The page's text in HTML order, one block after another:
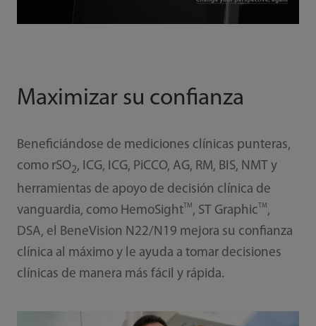
Maximizar su confianza
Beneficiándose de mediciones clínicas punteras,
como rSO2, ICG, ICG, PiCCO, AG, RM, BIS, NMT y
herramientas de apoyo de decisión clínica de
vanguardia, como HemoSightTM , ST GraphicTM ,
DSA, el BeneVision N22/N19 mejora su confianza
clínica al máximo y le ayuda a tomar decisiones
clínicas de manera más fácil y rápida.